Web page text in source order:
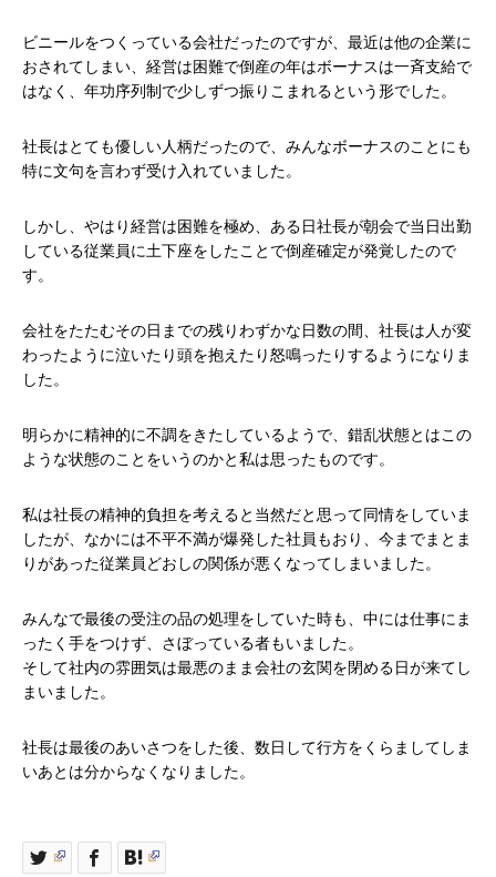
ビニールをつくっている会社だったのですが、最近は他の企業に
おされてしまい、経営は困難で倒産の年はボーナスは一斉支給で
はなく、年功序列制で少しずつ振りこまれるという形でした。
社長はとても優しい人柄だったので、みんなボーナスのことにも
特に文句を言わず受け入れていました。
しかし、やはり経営は困難を極め、ある日社長が朝会で当日出勤
している従業員に土下座をしたことで倒産確定が発覚したので
す。
会社をたたむその日までの残りわずかな日数の間、社長は人が変
わったように泣いたり頭を抱えたり怒鳴ったりするようになりま
した。
明らかに精神的に不調をきたしているようで、錯乱状態とはこの
ような状態のことをいうのかと私は思ったものです。
私は社長の精神的負担を考えると当然だと思って同情をしていま
したが、なかには不平不満が爆発した社員もおり、今までまとま
りがあった従業員どおしの関係が悪くなってしまいました。
みんなで最後の受注の品の処理をしていた時も、中には仕事にま
ったく手をつけず、さぼっている者もいました。
そして社内の雰囲気は最悪のまま会社の玄関を閉める日が来てし
まいました。
社長は最後のあいさつをした後、数日して行方をくらましてしま
いあとは分からなくなりました。